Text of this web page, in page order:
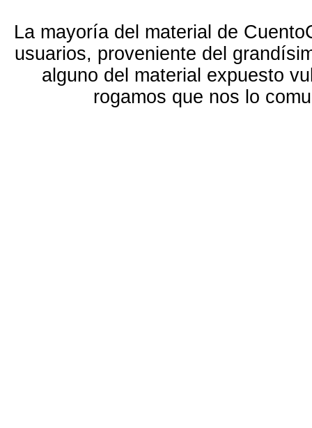
La mayoría del material de
usuarios, proveniente del
alguno del material expuesto
rogamos que nos lo